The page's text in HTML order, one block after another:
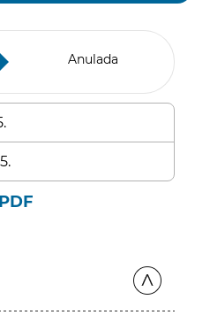
Anulada
PDF